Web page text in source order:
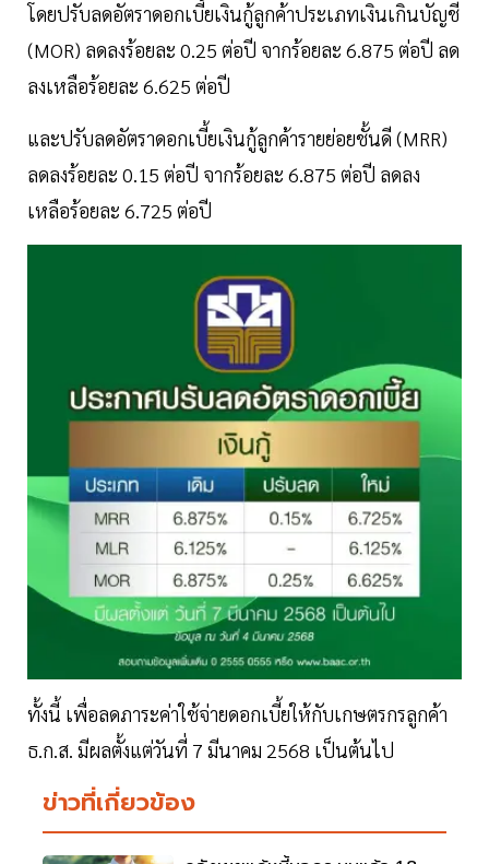
โดยปรับลดอัตราดอกเบี้ยเงินกู้ลูกค้าประเภทเงินเกินบัญชี
(MOR) ลดลงร้อยละ 0.25 ต่อปี จากร้อยละ 6.875 ต่อปี ลด
ลงเหลือร้อยละ 6.625 ต่อปี
และปรับลดอัตราดอกเบี้ยเงินกู้ลูกค้ารายย่อยชั้นดี (MRR)
ลดลงร้อยละ 0.15 ต่อปี จากร้อยละ 6.875 ต่อปี ลดลง
เหลือร้อยละ 6.725 ต่อปี
ทั้งนี้ เพื่อลดภาระค่าใช้จ่ายดอกเบี้ยให้กับเกษตรกรลูกค้า
ธ.ก.ส. มีผลตั้งแต่วันที่ 7 มีนาคม 2568 เป็นต้นไป
ข่าวที่เกี่ยวข้อง